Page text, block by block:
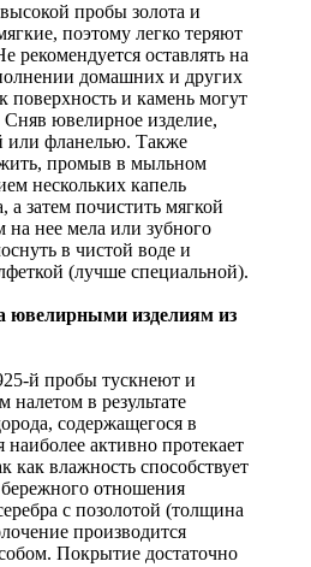
пробы золота и
поэтому легко теряют
рекомендуется оставлять на
домашних и других
поверхность и камень могут
ювелирное изделие,
или фланелью. Также
промыв в мыльном
нескольких капель
а затем почистить мягкой
на нее мела или зубного
в чистой воде и
(лучше специальной).
ювелирными изделиям из
й пробы тускнеют и
в результате
содержащегося в
наиболее активно протекает
как влажность способствует
отношения
с позолотой (толщина
производится
Покрытие достаточно